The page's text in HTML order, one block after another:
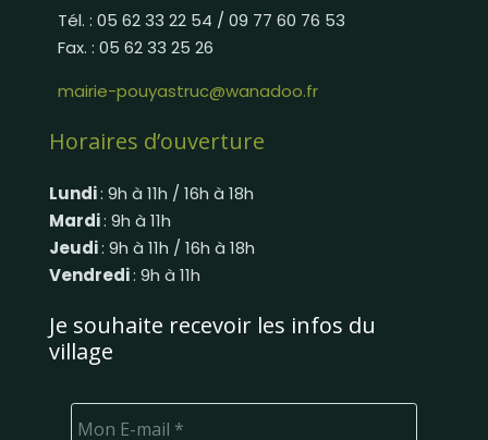
Tél. : 05 62 33 22 54 / 09 77 60 76 53
Fax. : 05 62 33 25 26
mairie-pouyastruc@wanadoo.fr
Horaires d’ouverture
Lundi: 9h à 11h / 16h à 18h
Mardi: 9h à 11h
Jeudi: 9h à 11h / 16h à 18h
Vendredi: 9h à 11h
Je souhaite recevoir les infos du
village